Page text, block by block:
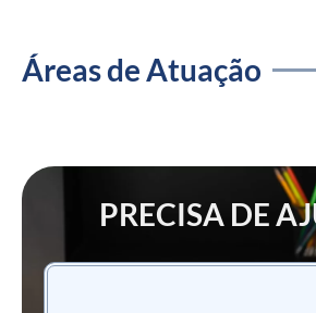
Áreas de Atuação
PRECISA DE